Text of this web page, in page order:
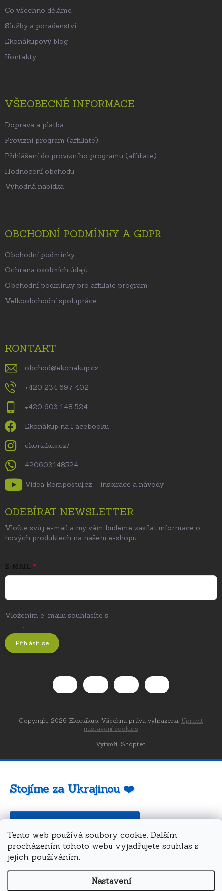
Tento web používá soubory cookie. Dalším
procházením tohoto webu vyjadřujete souhlas s
jejich používáním.
Nastavení
Co všechno děláme
Služby a poradenství
Ekonákupový blog
Kontakty
VŠEOBECNÉ INFORMACE
Doprava a platba
Provizní program (affiliate)
Přihlášení do provizního programu (affiliate)
Hodnocení obchodu
Výhodná nabídka
OBCHODNÍ PODMÍNKY A GDPR
Obchodní podmínky
Ochrana osobních údajů
Obchodní podmínky pro affiliate program
Velkoobchodní spolupráce
KONTAKT
obchod@ekonakup.cz
+420 234 697 402
+420 603 148 524
Ekonákup na Facebooku
ekonakup.cz/
420603148524
Videa Kompostuj.cz – inspirace a návody
ODEBÍRAT NEWSLETTER
Vložte svůj e-mail a my vám budeme zasílat informace o
nových produktech na našem e-shopu.
E-MAIL
Vložením e-mailu souhlasíte s
.
Přihlásit se
Vytvořil Shoptet
Copyright 2026 Ekonákup. Všechna práva vyhrazena. Upravit
nastavení cookies
Stojíme za Ukrajinou ❤️